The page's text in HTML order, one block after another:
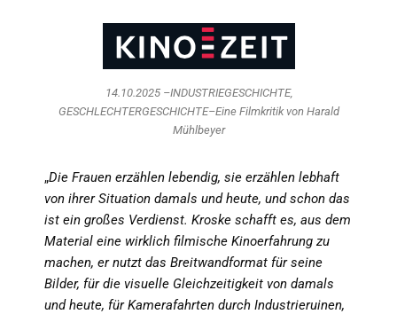
14.10.2025 –INDUSTRIEGESCHICHTE,
GESCHLECHTERGESCHICHTE–Eine Filmkritik von Harald
Mühlbeyer
„Die Frauen erzählen lebendig, sie erzählen lebhaft
von ihrer Situation damals und heute, und schon das
ist ein großes Verdienst. Kroske schafft es, aus dem
Material eine wirklich filmische Kinoerfahrung zu
machen, er nutzt das Breitwandformat für seine
Bilder, für die visuelle Gleichzeitigkeit von damals
und heute, für Kamerafahrten durch Industrieruinen,